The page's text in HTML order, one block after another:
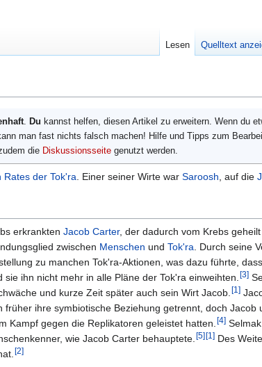
. Du kannst helfen, diesen Artikel zu erweitern. Wenn du
man fast nichts falsch machen! Hilfe und Tipps zum
die Diskussionsseite genutzt werden.
Rates der Tok'ra. Einer seiner Wirte war Saroosh, auf die
erkrankten Jacob Carter, der dadurch vom Krebs
zwischen Menschen und Tok'ra. Durch seine
zu manchen Tok'ra-Aktionen, was dazu führte,
ihn nicht mehr in alle Pläne der Tok'ra einweihten.[3]
und kurze Zeit später auch sein Wirt Jacob.[1 ]
ihre symbiotische Beziehung getrennt, doch Jacob
Kampf gegen die Replikatoren geleistet hatten.[4]
wie Jacob Carter behauptete.[5][1 ] Des
[2]
Lesen Quelltext